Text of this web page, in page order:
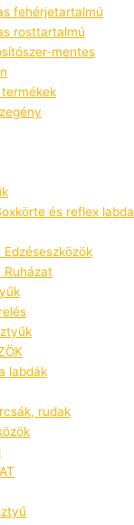
fehérjetartalmú
rosttartalmú
mentes
és reflex labda
Edzéseszközök
Ruházat
labdák
rudak